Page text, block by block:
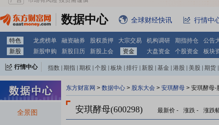
数据中心 全球财经快讯 行情中
特色 龙虎榜单 融资融券 股权质押 大宗交易 机构调研 期指持仓
公告
新股
新股申购 新股日历 新股上会 资金 大盘资金 个股资金 板块
行情中心 指数 期指 期权 个股 板块 排行 新股 基金 港股 美股 期货
全景图
东方财富网 > 数据中心 > 股东大会 > 安琪酵母 > 安琪酵母-
安琪酵母(600298) 最新价 - 涨跌 - 涨跌